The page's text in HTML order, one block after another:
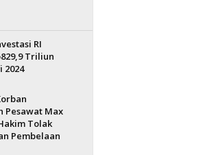
RI
Triliun
2024
Pesawat Max
Tolak
Pembelaan